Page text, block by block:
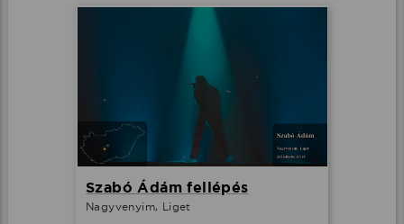
Szabó Ádám fellépés
Nagyvenyim, Liget